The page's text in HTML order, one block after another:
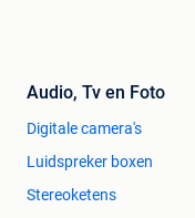
Audio, Tv en Foto
Digitale camera's
Luidspreker boxen
Stereoketens